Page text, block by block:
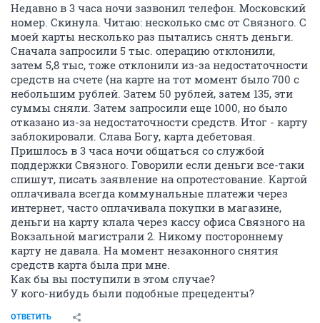
Недавно в 3 часа ночи зазвонил телефон. Московский
номер. Скинула. Читаю: несколько смс от Связного. С
моей карты несколько раз пытались снять деньги.
Сначала запросили 5 тыс. операцию отклонили,
затем 5,8 тыс, тоже отклонили из-за недостаточности
средств на счете (на карте на тот момент было 700 с
небольшим рублей. Затем 50 рублей, затем 135, эти
суммы сняли. Затем запросили еще 1000, но было
отказано из-за недостаточности средств. Итог - карту
заблокировали. Слава Богу, карта дебетовая.
Пришлось в 3 часа ночи общаться со службой
поддержки Связного. Говорили если деньги все-таки
спишут, писать заявление на опротестование. Картой
оплачивала всегда коммунальные платежи через
интернет, часто оплачивала покупки в магазине,
деньги на карту клала через кассу офиса Связного на
Вокзальной магистрали 2. Никому постороннему
карту не давала. На момент незаконного снятия
средств карта была при мне.
Как бы вы поступили в этом случае?
У кого-нибудь были подобные прецеденты?
ОТВЕТИТЬ